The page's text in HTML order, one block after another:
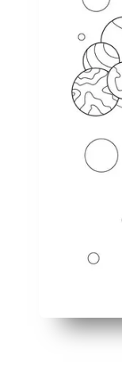
El tema